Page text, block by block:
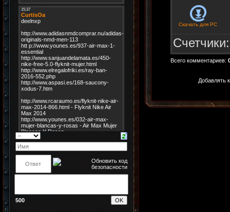
500
Скачать для PC
Счетчики
Всего комментариев:
Добавлять